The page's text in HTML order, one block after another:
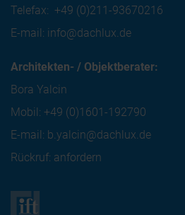
Telefax: +49 (0)211-93670216
E-mail: info@dachlux.de
Architekten- / Objektberater:
Bora Yalcin
Mobil: +49 (0)1601-192790
E-mail: b.yalcin@dachlux.de
Rückruf: anfordern